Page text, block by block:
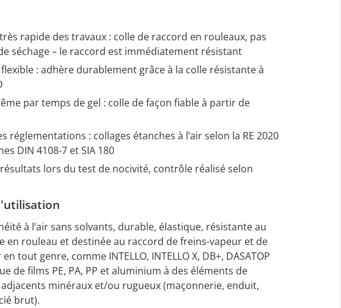
rapide des travaux : colle de raccord en rouleaux, pas
séchage – le raccord est immédiatement résistant
: adhère durablement grâce à la colle résistante à
par temps de gel : colle de façon fiable à partir de
réglementations : collages étanches à l’air selon la RE 2020
DIN 4108-7 et SIA 180
lors du test de nocivité, contrôle réalisé selon
à l’air sans solvants, durable, élastique, résistante au
en rouleau et destinée au raccord de freins-vapeur et de
tout genre, comme INTELLO, INTELLO X, DB+, DASATOP
de films PE, PA, PP et aluminium à des éléments de
minéraux et/ou rugueux (maçonnerie, enduit,
brut).